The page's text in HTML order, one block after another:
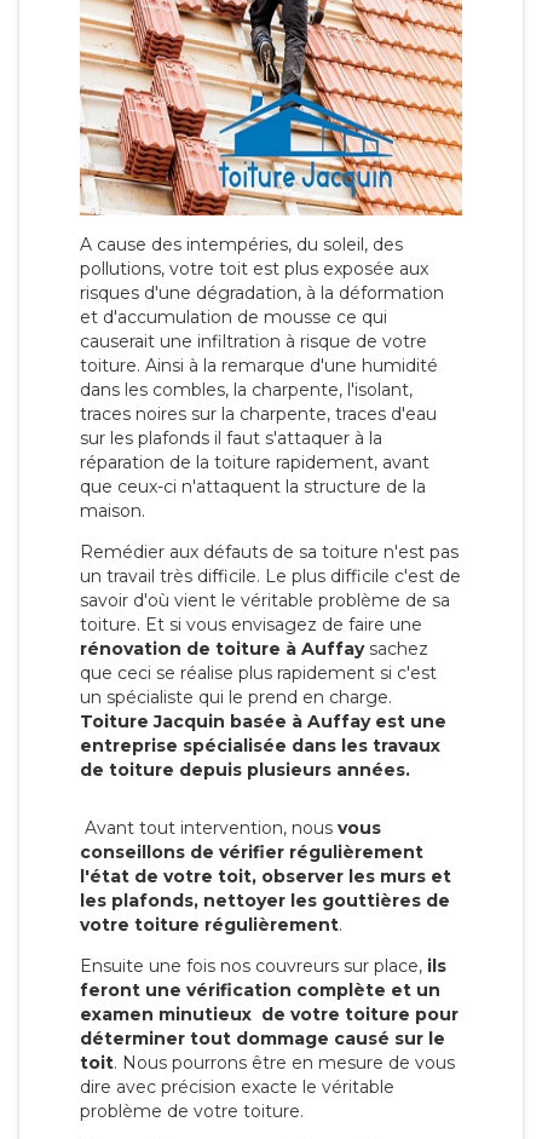
A cause des intempéries, du soleil, des
pollutions, votre toit est plus exposée aux
risques d'une dégradation, à la déformation
et d'accumulation de mousse ce qui
causerait une infiltration à risque de votre
toiture. Ainsi à la remarque d'une humidité
dans les combles, la charpente, l'isolant,
traces noires sur la charpente, traces d'eau
sur les plafonds il faut s'attaquer à la
réparation de la toiture rapidement, avant
que ceux-ci n'attaquent la structure de la
maison.
Remédier aux défauts de sa toiture n'est pas
un travail très difficile. Le plus difficile c'est de
savoir d'où vient le véritable problème de sa
toiture. Et si vous envisagez de faire une
rénovation de toiture à Auffaysachez
que ceci se réalise plus rapidement si c'est
un spécialiste qui le prend en charge.
Toiture Jacquin basée à Auffay est une
entreprise spécialisée dans les travaux
de toiture depuis plusieurs années.
Avant tout intervention, nous vous
conseillons de vérifier régulièrement
l'état de votre toit, observer les murs et
les plafonds, nettoyer les gouttières de
votre toiture régulièrement.
Ensuite une fois nos couvreurs sur place, ils
feront une vérification complète et un
examen minutieux de votre toiture pour
déterminer tout dommage causé sur le
toit. Nous pourrons être en mesure de vous
dire avec précision exacte le véritable
problème de votre toiture.